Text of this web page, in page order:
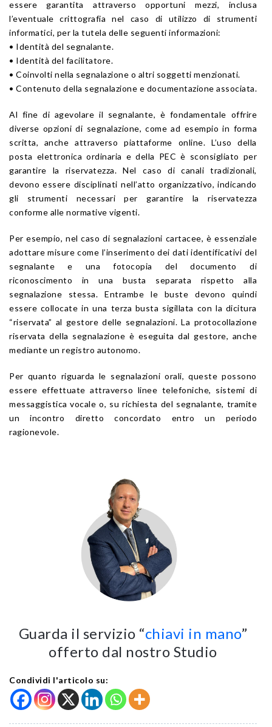
essere garantita attraverso opportuni mezzi, inclusa
l’eventuale crittografia nel caso di utilizzo di strumenti
informatici, per la tutela delle seguenti informazioni:
• Identità del segnalante.
• Identità del facilitatore.
• Coinvolti nella segnalazione o altri soggetti menzionati.
• Contenuto della segnalazione e documentazione associata.
Al fine di agevolare il segnalante, è fondamentale offrire
diverse opzioni di segnalazione, come ad esempio in forma
scritta, anche attraverso piattaforme online. L’uso della
posta elettronica ordinaria e della PEC è sconsigliato per
garantire la riservatezza. Nel caso di canali tradizionali,
devono essere disciplinati nell’atto organizzativo, indicando
gli strumenti necessari per garantire la riservatezza
conforme alle normative vigenti.
Per esempio, nel caso di segnalazioni cartacee, è essenziale
adottare misure come l’inserimento dei dati identificativi del
segnalante e una fotocopia del documento di
riconoscimento in una busta separata rispetto alla
segnalazione stessa. Entrambe le buste devono quindi
essere collocate in una terza busta sigillata con la dicitura
“riservata” al gestore delle segnalazioni. La protocollazione
riservata della segnalazione è eseguita dal gestore, anche
mediante un registro autonomo.
Per quanto riguarda le segnalazioni orali, queste possono
essere effettuate attraverso linee telefoniche, sistemi di
messaggistica vocale o, su richiesta del segnalante, tramite
un incontro diretto concordato entro un periodo
ragionevole.
Guarda il servizio “chiavi in mano”
offerto dal nostro Studio
Condividi l'articolo su: